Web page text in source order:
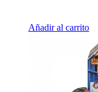
Añadir al carrito